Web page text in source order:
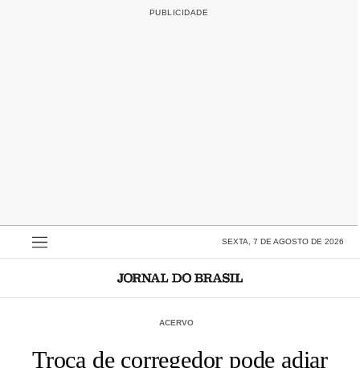
SEXTA, 7 DE AGOSTO DE 2026
ACERVO
Troca de corregedor pode adiar